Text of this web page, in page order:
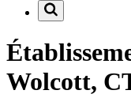
Wolcott,